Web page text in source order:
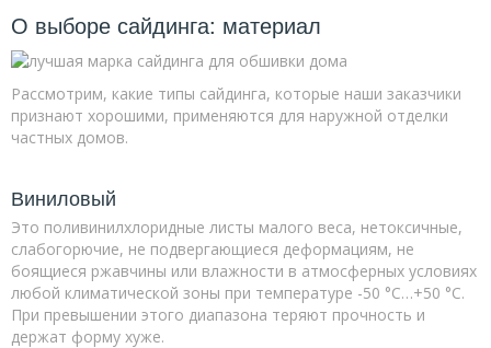
О выборе сайдинга: материал
Рассмотрим, какие типы сайдинга, которые наши заказчики
признают хорошими, применяются для наружной отделки
частных домов.
Виниловый
Это поливинилхлоридные листы малого веса, нетоксичные,
слабогорючие, не подвергающиеся деформациям, не
боящиеся ржавчины или влажности в атмосферных условиях
любой климатической зоны при температуре -50 °С…+50 °С.
При превышении этого диапазона теряют прочность и
держат форму хуже.